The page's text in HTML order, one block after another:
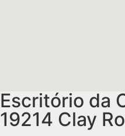
Escritório da
19214 Clay